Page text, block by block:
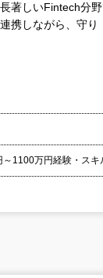
著しいFintech分
携しながら、守
1100万円経験・スキ